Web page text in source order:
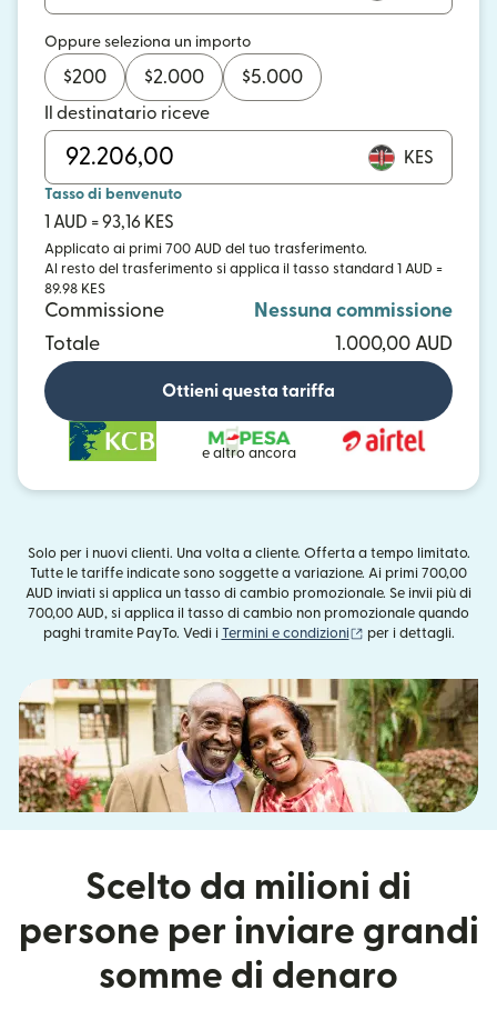
Oppure seleziona un importo
$200 $2.000 $5.000
Il destinatario riceve
KES
Tasso di benvenuto
1 AUD = 93,16 KES
Applicato ai primi 700 AUD del tuo trasferimento.
Al resto del trasferimento si applica il tasso standard 1 AUD =
89.98 KES
Commissione
Nessuna commissione
Totale
1.000,00 AUD
Ottieni questa tariffa
e altro ancora
Solo per i nuovi clienti. Una volta a cliente. Offerta a tempo limitato.
Tutte le tariffe indicate sono soggette a variazione. Ai primi 700,00
AUD inviati si applica un tasso di cambio promozionale. Se invii più di
700,00 AUD, si applica il tasso di cambio non promozionale quando
paghi tramite PayTo. Vedi i Termini e condizioni (si apre in una
per i dettagli.
Scelto da milioni di
persone per inviare grandi
somme di denaro